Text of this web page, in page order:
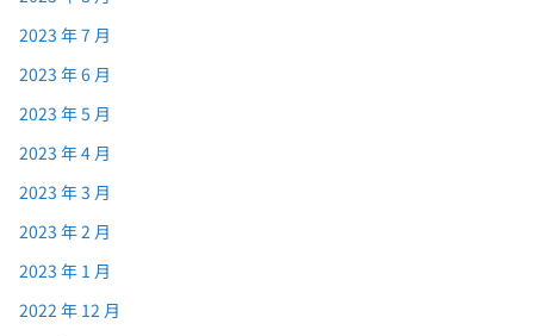
2023 年 7 月
2023 年 6 月
2023 年 5 月
2023 年 4 月
2023 年 3 月
2023 年 2 月
2023 年 1 月
2022 年 12 月